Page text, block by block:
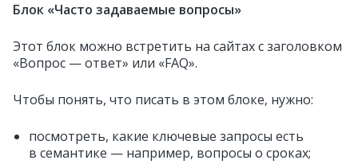
Блок «Часто задаваемые вопросы»
Этот блок можно встретить на сайтах с заголовком
«Вопрос — ответ» или «FAQ».
Чтобы понять, что писать в этом блоке, нужно:
посмотреть, какие ключевые запросы есть
в семантике — например, вопросы о сроках;